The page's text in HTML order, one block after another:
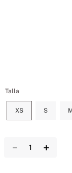
Talla
XS S
＋
－